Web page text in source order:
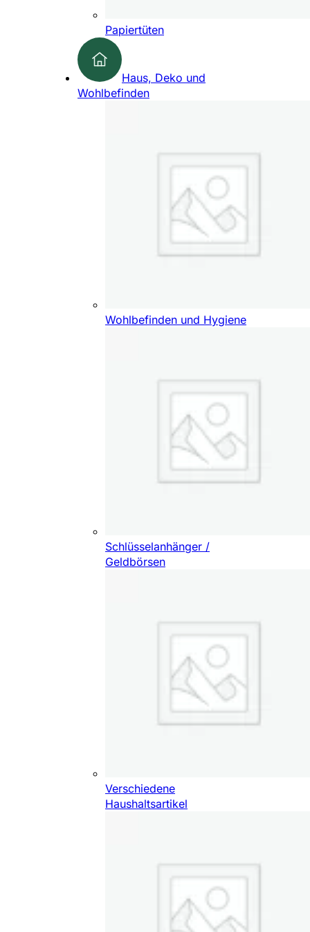
Papiertüten
Haus, Deko und
Wohlbefinden
Wohlbefinden und Hygiene
Schlüsselanhänger /
Geldbörsen
Verschiedene
Haushaltsartikel